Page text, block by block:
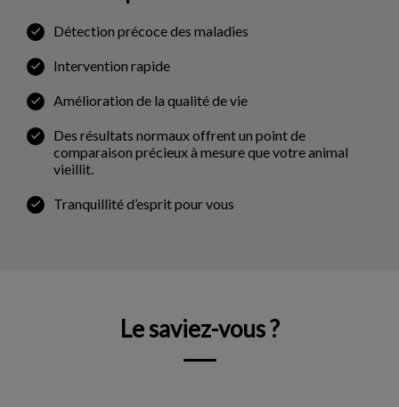
Détection précoce des maladies
Intervention rapide
Amélioration de la qualité de vie
Des résultats normaux offrent un point de
comparaison précieux à mesure que votre animal
vieillit.
Tranquillité d’esprit pour vous
Le saviez-vous ?